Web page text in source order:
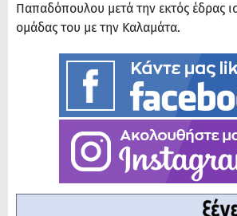
Παπαδόπουλου μετά την εκτός έδρας
ομάδας του με την Καλαμάτα.